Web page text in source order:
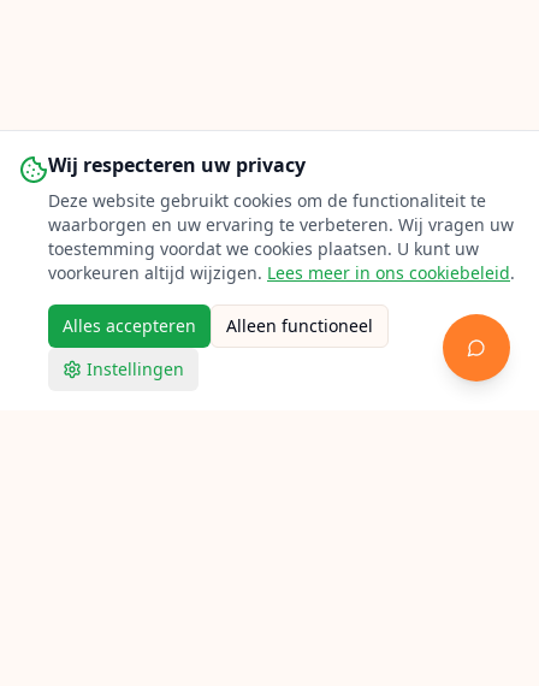
Wij respecteren uw privacy
Deze website gebruikt cookies om de functionaliteit te
waarborgen en uw ervaring te verbeteren. Wij vragen uw
toestemming voordat we cookies plaatsen. U kunt uw
voorkeuren altijd wijzigen. Lees meer in ons cookiebeleid.
Alles accepteren
Alleen functioneel
Instellingen